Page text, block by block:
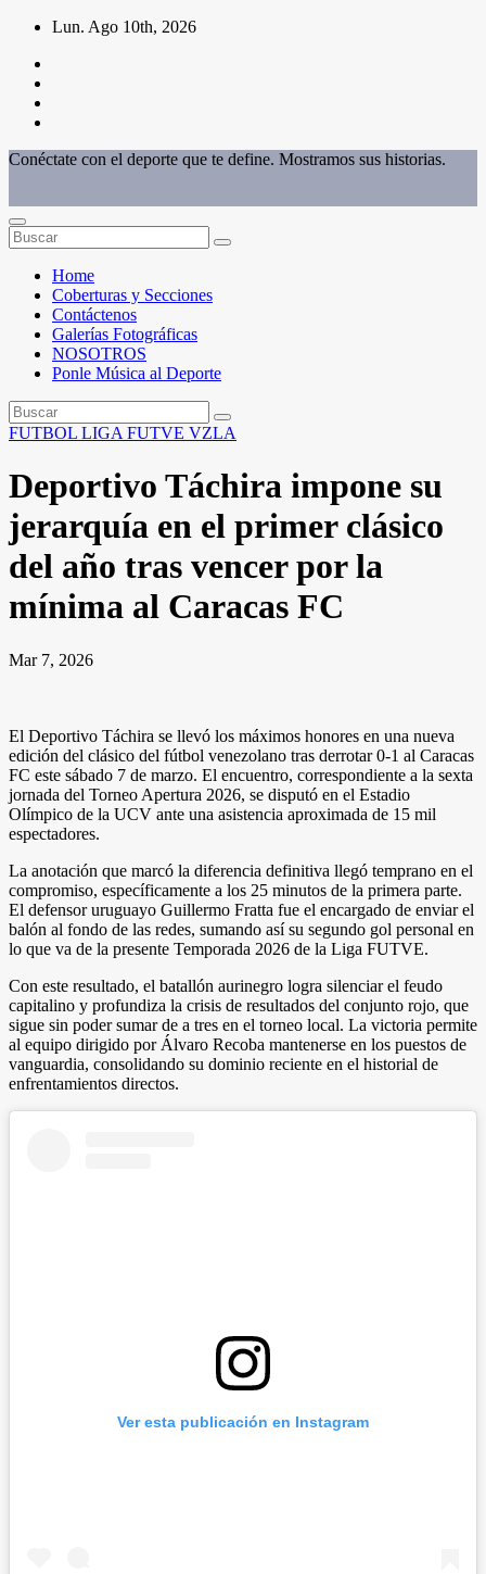
Saltar
contenido
Lun. Ago 10th, 2026
Conéctate con el deporte que te define. Mostramos sus historias.
Home
Coberturas y Secciones
Contáctenos
Galerías Fotográficas
NOSOTROS
Ponle Música al Deporte
FUTBOL LIGA FUTVE VZLA
Deportivo Táchira impone su
jerarquía en el primer clásico
del año tras vencer por la
mínima al Caracas FC
Mar 7, 2026
El Deportivo Táchira se llevó los máximos honores en una nueva
edición del clásico del fútbol venezolano tras derrotar 0-1 al Caracas
FC este sábado 7 de marzo. El encuentro, correspondiente a la sexta
jornada del Torneo Apertura 2026, se disputó en el Estadio
Olímpico de la UCV ante una asistencia aproximada de 15 mil
espectadores.
La anotación que marcó la diferencia definitiva llegó temprano en el
compromiso, específicamente a los 25 minutos de la primera parte.
El defensor uruguayo Guillermo Fratta fue el encargado de enviar el
balón al fondo de las redes, sumando así su segundo gol personal en
lo que va de la presente Temporada 2026 de la Liga FUTVE.
Con este resultado, el batallón aurinegro logra silenciar el feudo
capitalino y profundiza la crisis de resultados del conjunto rojo, que
sigue sin poder sumar de a tres en el torneo local. La victoria permite
al equipo dirigido por Álvaro Recoba mantenerse en los puestos de
vanguardia, consolidando su dominio reciente en el historial de
enfrentamientos directos.
Ver esta publicación en Instagram